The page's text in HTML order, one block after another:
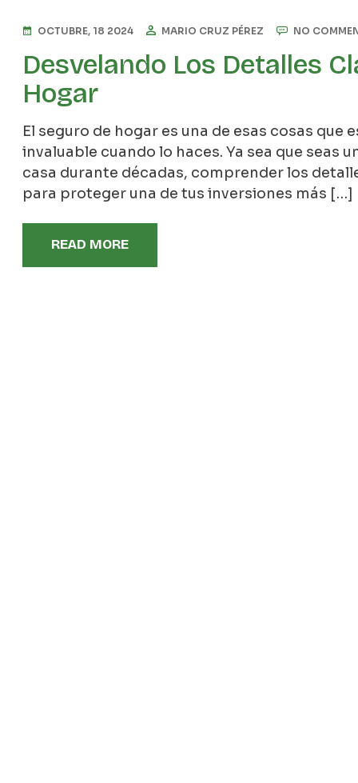
OCTUBRE, 18 2024 MARIO CRUZ PÉREZ NO
Desvelando Los Detalles
Hogar
El seguro de hogar es una de esas cosas
invaluable cuando lo haces. Ya sea que seas
casa durante décadas, comprender los
para proteger una de tus inversiones más […]
READ MORE